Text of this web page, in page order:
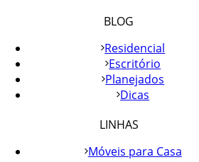
BLOG
Residencial
Escritório
Planejados
Dicas
LINHAS
Móveis para Casa